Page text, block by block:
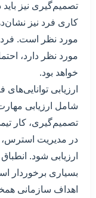
تصمیم‌گیری نیز
کاری فرد نیز
مورد نظر است.
مورد نظر دارد،
خواهد بود.
ارزیابی
شامل ارزیابی
تصمیم‌گیری، کار
در مدیریت استرس،
ارزیابی شود.
بسیاری برخوردار
اهداف سازمانی